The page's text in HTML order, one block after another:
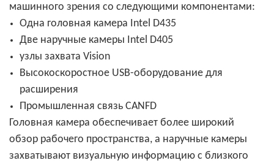
машинного зрения со следующими компонентами:
Одна головная камера Intel D435
Две наручные камеры Intel D405
узлы захвата Vision
Высокоскоростное USB-оборудование для
расширения
Промышленная связь CANFD
Головная камера обеспечивает более широкий
обзор рабочего пространства, а наручные камеры
захватывают визуальную информацию с близкого